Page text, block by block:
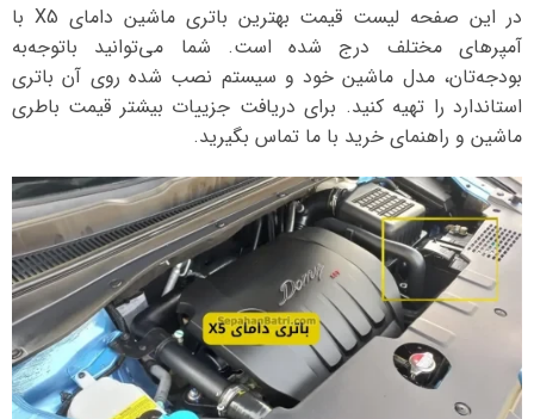
در این صفحه لیست قیمت بهترین باتری ماشین دامای X5 با
آمپرهای مختلف درج شده است. شما می‌توانید با‌توجه‌به
بودجه‌تان، مدل ماشین خود و سیستم نصب شده روی آن باتری
استاندارد را تهیه کنید. برای دریافت جزییات بیشتر قیمت باطری
ماشین و راهنمای خرید با ما تماس بگیرید.